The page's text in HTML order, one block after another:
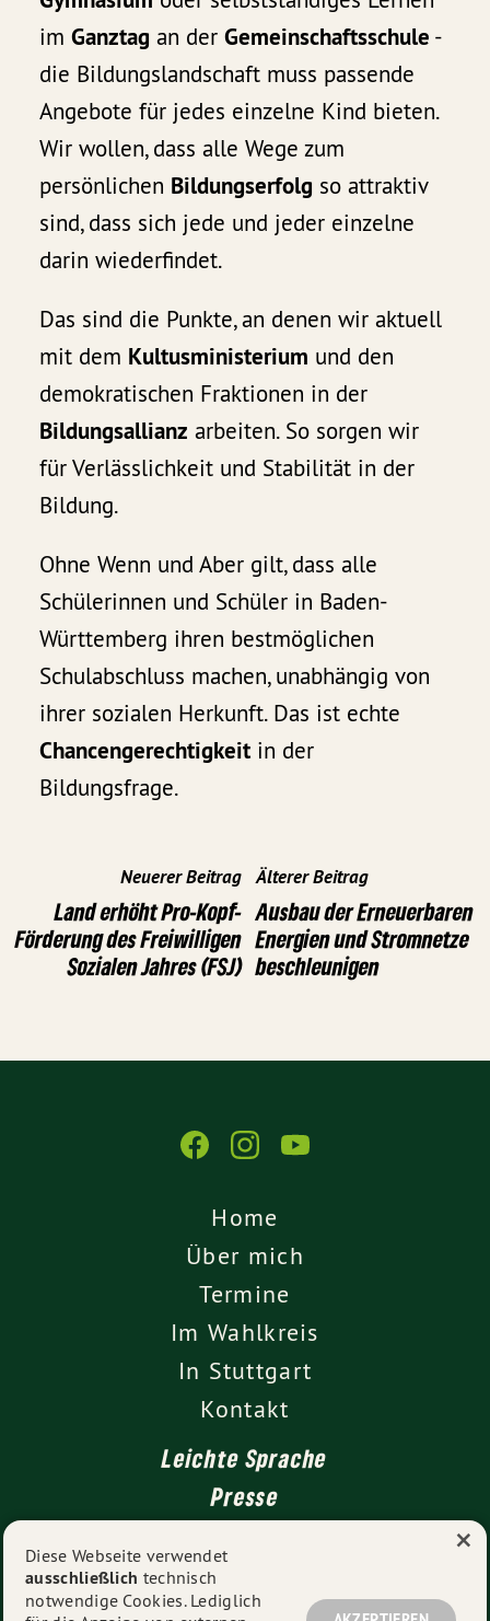
imGanztag an derGemeinschaftsschule -
die Bildungslandschaft muss passende
Angebote für jedes einzelne Kind bieten.
Wir wollen, dass alle Wege zum
persönlichen Bildungserfolg so attraktiv
sind, dass sich jede und jeder einzelne
darin wiederfindet.
Das sind die Punkte, an denen wir aktuell
mit dem Kultusministerium und den
demokratischen Fraktionen in der
Bildungsallianz arbeiten. So sorgen wir
für Verlässlichkeit und Stabilität in der
Bildung.
Ohne Wenn und Aber gilt, dass alle
Schülerinnen und Schüler in Baden-
Württemberg ihren bestmöglichen
Schulabschluss machen, unabhängig von
ihrer sozialen Herkunft. Das ist echte
Chancengerechtigkeit in der
Bildungsfrage.
Neuerer Beitrag
Land erhöht Pro-Kopf-
Förderung des Freiwilligen
Sozialen Jahres (FSJ)
Älterer Beitrag
Ausbau der Erneuerbaren
Energien und Stromnetze
beschleunigen
Home
Über mich
Termine
Im Wahlkreis
In Stuttgart
Kontakt
Leichte Sprache
Presse
Impressum
Diese Webseite verwendet
ausschließlich technisch
notwendige Cookies. Lediglich
×